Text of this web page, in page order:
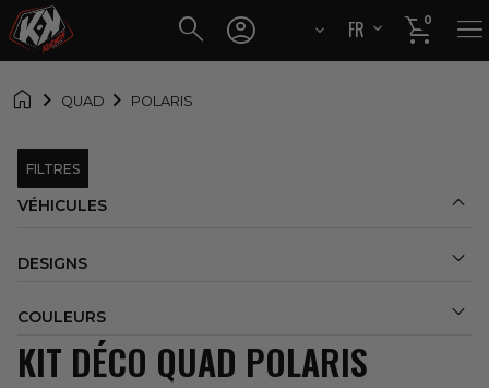
 
FR
EN

0 
 QUAD POLARIS
FILTRES
VÉHICULES 
DESIGNS 
COULEURS 
KIT DÉCO QUAD POLARIS